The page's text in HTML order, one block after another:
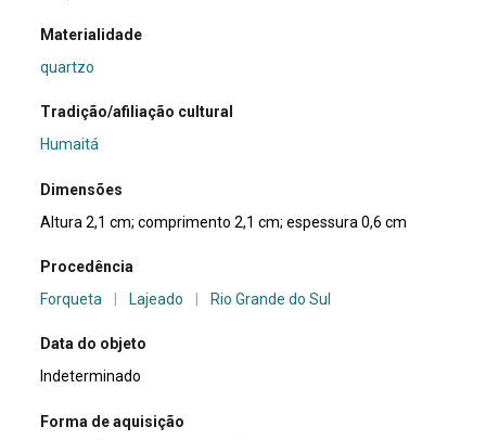
Materialidade
quartzo
Tradição/afiliação cultural
Humaitá
Dimensões
Altura 2,1 cm; comprimento 2,1 cm; espessura 0,6 cm
Procedência
Forqueta
Lajeado Rio Grande do Sul
Data do objeto
Indeterminado
Forma de aquisição